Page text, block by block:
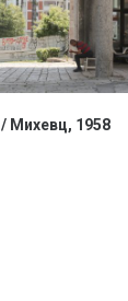
Михевц, 1958